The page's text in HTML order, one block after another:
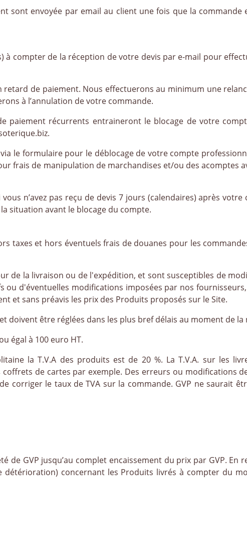
sont envoyée par email au client une fois que la commande
à compter de la réception de votre devis par e-mail pour
retard de paiement. Nous effectuerons au minimum une
à l’annulation de votre commande.
paiement récurrents entraineront le blocage de votre
le formulaire pour le déblocage de votre compte
frais de manipulation de marchandises et/ou des acomptes
n’avez pas reçu de devis 7 jours (calendaires) après
situation avant le blocage du compte.
taxes et hors éventuels frais de douanes pour les
de la livraison ou de l'expédition, et sont susceptibles de
d'éventuelles modifications imposées par nos
et sans préavis les prix des Produits proposés sur le Site.
doivent être réglées dans les plus bref délais au moment de
égal à 100 euro HT.
la T.V.A des produits est de 20 %. La T.V.A. sur les
de cartes par exemple. Des erreurs ou modifications
corriger le taux de TVA sur la commande. GVP ne saurait
GVP jusqu’au complet encaissement du prix par GVP. En
concernant les Produits livrés à compter du